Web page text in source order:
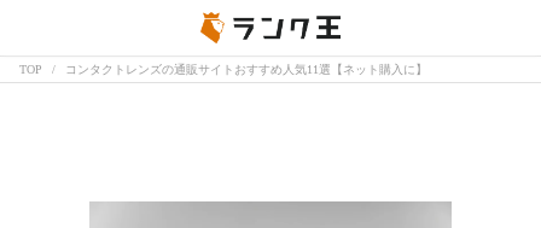
TOP コンタクトレンズの通販サイトおすすめ人気11選【ネット購入に】